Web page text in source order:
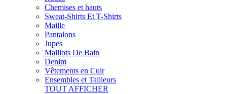
Chemises et hauts
Sweat-Shirts Et T-Shirts
Maille
Pantalons
Jupes
Maillots De Bain
Denim
Vêtements en Cuir
Ensembles et Tailleurs
TOUT AFFICHER